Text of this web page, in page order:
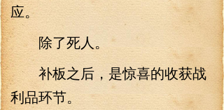
应。
除了死人。
补板之后，是惊喜的收获战
利品环节。